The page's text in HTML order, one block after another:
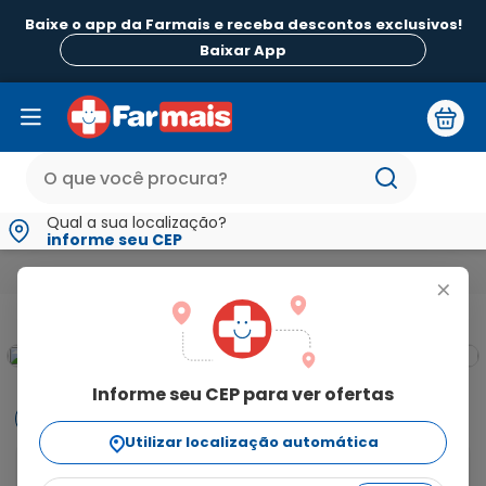
Baixe o app da Farmais e receba descontos exclusivos!
Baixar App
Qual a sua localização?
informe seu CEP
+
Informe seu CEP para ver ofertas
Utilizar localização automática
Creme
Informações
O Creme Hidratante DiabetTx Plus 10% Uréia foi